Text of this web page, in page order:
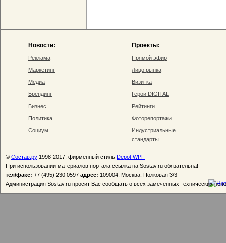
Новости:
Реклама
Маркетинг
Медиа
Брендинг
Бизнес
Политика
Социум
Проекты:
Прямой эфир
Лицо рынка
Визитка
Герои DIGITAL
Рейтинги
Фоторепортажи
Индустриальные
стандарты
© Состав.ру 1998-2017, фирменный стиль Depot WPF
При использовании материалов портала ссылка на Sostav.ru обязательна!
тел/факс: +7 (495) 230 0597 адрес: 109004, Москва, Полковая 3/3
Администрация Sostav.ru просит Вас сообщать о всех замеченных технических